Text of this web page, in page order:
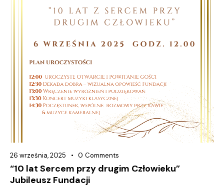
26 września, 2025 0 Comments
“10 lat Sercem przy drugim Człowieku”
Jubileusz Fundacji